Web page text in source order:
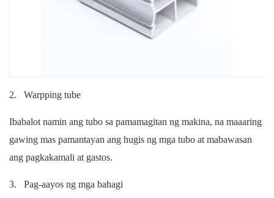
2. Warpping tube
Ibabalot namin ang tubo sa pamamagitan ng makina, na maaaring
gawing mas pamantayan ang hugis ng mga tubo at mabawasan
ang pagkakamali at gastos.
3. Pag-aayos ng mga bahagi